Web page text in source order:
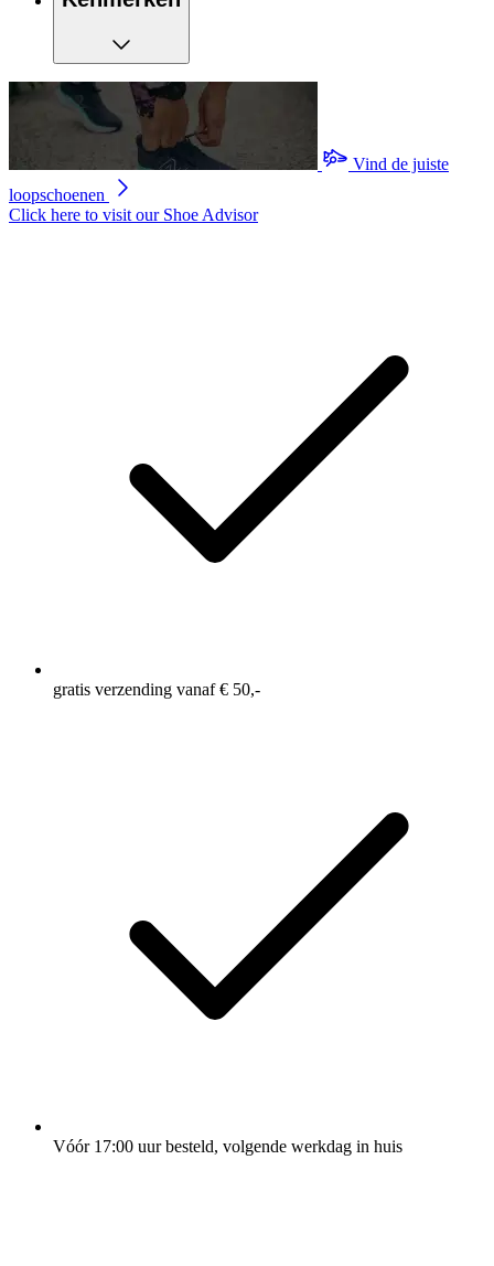
Vind de juiste
loopschoenen
Click here to visit our Shoe Advisor
gratis verzending vanaf € 50,-
Vóór 17:00 uur besteld, volgende werkdag in huis